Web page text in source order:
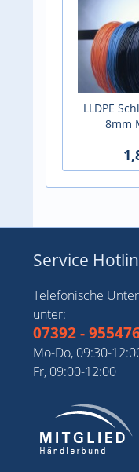
LLDPE
8mm
Service
Telefonische
unter:
07392 -
Mo-Do, 09:30-
Fr, 09:00-12:00